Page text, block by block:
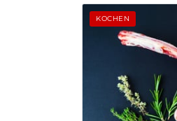
KOCHEN